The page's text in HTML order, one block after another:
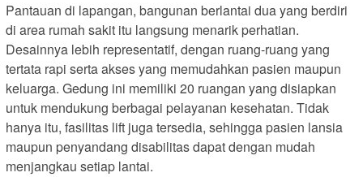
Pantauan di lapangan, bangunan berlantai dua yang berdiri
di area rumah sakit itu langsung menarik perhatian.
Desainnya lebih representatif, dengan ruang-ruang yang
tertata rapi serta akses yang memudahkan pasien maupun
keluarga. Gedung ini memiliki 20 ruangan yang disiapkan
untuk mendukung berbagai pelayanan kesehatan. Tidak
hanya itu, fasilitas lift juga tersedia, sehingga pasien lansia
maupun penyandang disabilitas dapat dengan mudah
menjangkau setiap lantai.